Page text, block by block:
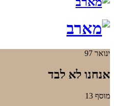
ינואר 97
אנחנו לא לבד
מוסף 13